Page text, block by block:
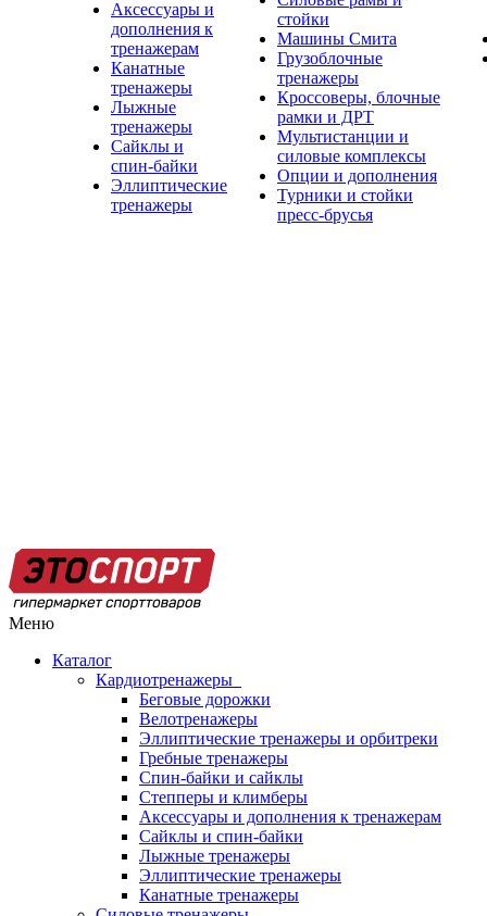
Аксессуары и
дополнения к
тренажерам
Канатные
тренажеры
Лыжные
тренажеры
Сайклы и
спин-байки
Эллиптические
тренажеры
стойки
Машины Смита
Грузоблочные
тренажеры
Кроссоверы, блочные
рамки и ДРТ
Мультистанции и
силовые комплексы
Опции и дополнения
Турники и стойки
пресс-брусья
Меню
Каталог
Кардиотренажеры
Беговые дорожки
Велотренажеры
Эллиптические тренажеры и орбитреки
Гребные тренажеры
Спин-байки и сайклы
Степперы и климберы
Аксессуары и дополнения к тренажерам
Сайклы и спин-байки
Лыжные тренажеры
Эллиптические тренажеры
Канатные тренажеры